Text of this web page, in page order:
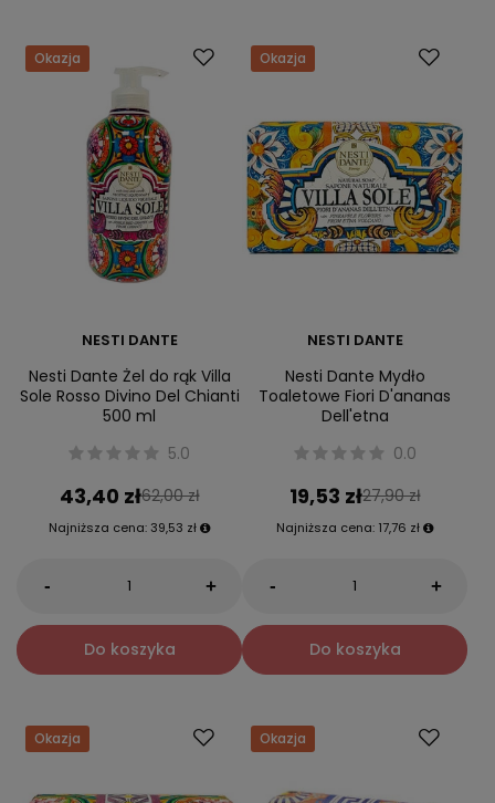
Okazja
NESTI DANTE
Nesti Dante Żel do rąk Villa
Sole Rosso Divino Del Chianti
500 ml
5.0
43,40 zł62,00 zł
Najniższa cena: 39,53 zł
- +
Do koszyka
Okazja
NESTI DANTE
Nesti Dante Mydło
Toaletowe Fiori D'ananas
Dell'etna
0.0
19,53 zł27,90 zł
Najniższa cena: 17,76 zł
- +
Do koszyka
Okazja Okazja